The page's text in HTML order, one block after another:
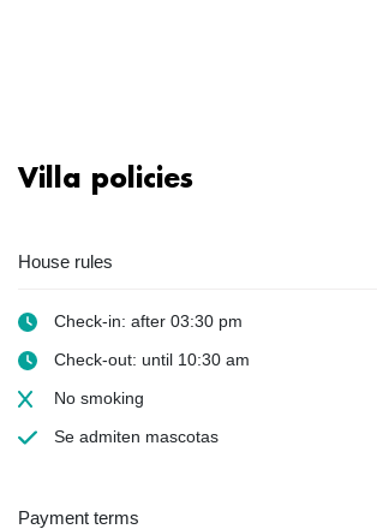
Villa policies
House rules
Check-in: after 03:30 pm
Check-out: until 10:30 am
No smoking
Se admiten mascotas
Payment terms